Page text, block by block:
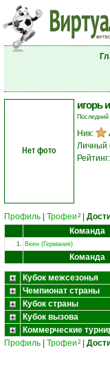
Нет фото
игорь
Последний
Ник:
Личный
Рейтинг:
Профиль Трофеи 2
Команда
1. Веен (Германия)
Команда
Кубок межсезонья
Чемпионат страны
Кубок страны
Кубок вызова
Коммерческие
Профиль
Трофеи 2